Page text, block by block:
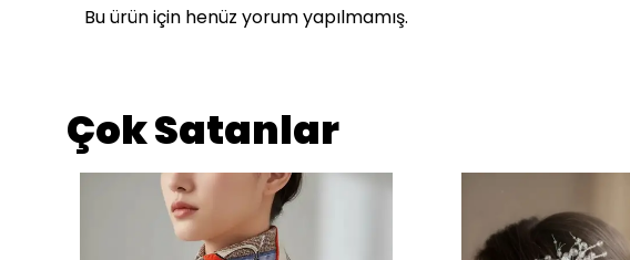
Bu ürün için henüz yorum yapılmamış.
Çok Satanlar